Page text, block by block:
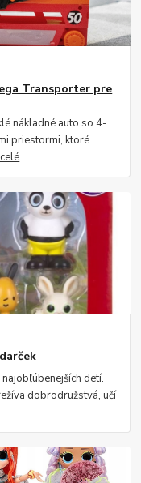
Transporter pre
nákladné auto so 4-
priestormi, ktoré
detí.
dobrodružstvá, učí